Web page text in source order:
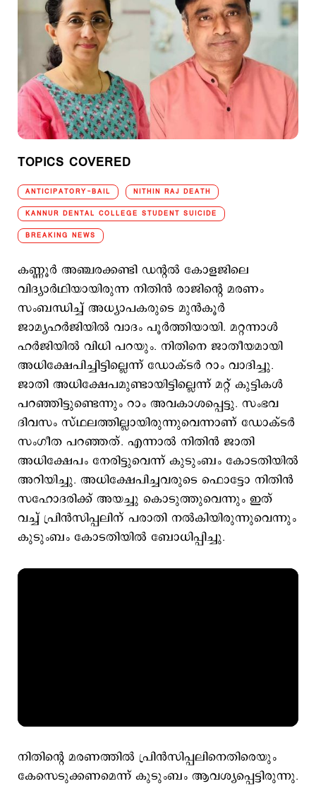
TOPICS COVERED
ANTICIPATORY-BAIL NITHIN RAJ DEATH
KANNUR DENTAL COLLEGE STUDENT SUICIDE
BREAKING NEWS
കണ്ണൂര്‍ അഞ്ചരക്കണ്ടി ഡന്‍റല്‍ കോളജിലെ
വിദ്യാര്‍ഥിയായിരുന്ന നിതിന്‍ രാജിന്‍റെ മരണം
സംബന്ധിച്ച് അധ്യാപകരുടെ മുന്‍കൂര്‍
ജാമ്യഹര്‍ജിയില്‍ വാദം പൂര്‍ത്തിയായി. മറ്റന്നാള്‍
ഹര്‍ജിയില്‍ വിധി പറയും. നിതിനെ ജാതീയമായി
അധിക്ഷേപിച്ചിട്ടില്ലെന്ന് ഡോക്ടര്‍ റാം വാദിച്ചു.
ജാതി അധിക്ഷേപമുണ്ടായിട്ടില്ലെന്ന് മറ്റ് കുട്ടികള്‍
പറഞ്ഞിട്ടുണ്ടെന്നും റാം അവകാശപ്പെട്ടു. സംഭവ
ദിവസം സ്ഥലത്തില്ലായിരുന്നുവെന്നാണ് ഡോക്ടര്‍
സംഗീത പറഞ്ഞത്. എന്നാല്‍ നിതിന്‍ ജാതി
അധിക്ഷേപം നേരിട്ടുവെന്ന് കുടുംബം കോടതിയില്‍
അറിയിച്ചു. അധിക്ഷേപിച്ചവരുടെ ഫൊട്ടോ നിതിന്‍
സഹോദരിക്ക് അയച്ചു കൊടുത്തുവെന്നും ഇത്
വച്ച് പ്രിന്‍സിപ്പലിന് പരാതി നല്‍കിയിരുന്നുവെന്നും
കുടുംബം കോടതിയില്‍ ബോധിപ്പിച്ചു.
നിതിന്‍റെ മരണത്തില്‍ പ്രിന്‍സിപ്പലിനെതിരെയും
കേസെടുക്കണമെന്ന് കുടുംബം ആവശ്യപ്പെട്ടിരുന്നു.